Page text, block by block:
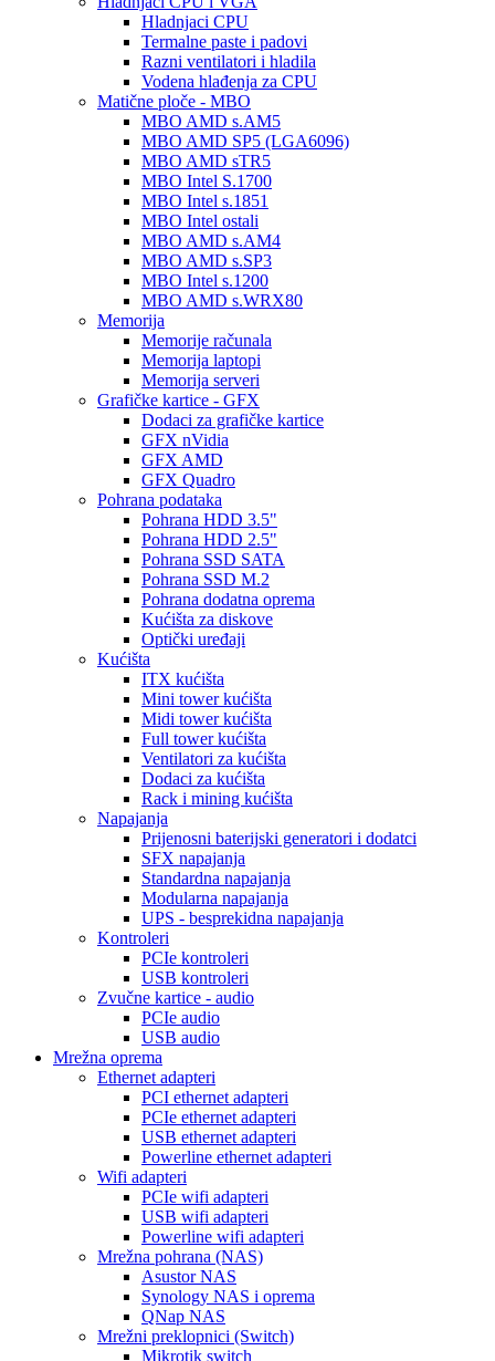
Hladnjaci CPU
Termalne paste i padovi
Razni ventilatori i hladila
Vodena hlađenja za CPU
Matične ploče - MBO
MBO AMD s.AM5
MBO AMD SP5 (LGA6096)
MBO AMD sTR5
MBO Intel S.1700
MBO Intel s.1851
MBO Intel ostali
MBO AMD s.AM4
MBO AMD s.SP3
MBO Intel s.1200
MBO AMD s.WRX80
Memorija
Memorije računala
Memorija laptopi
Memorija serveri
Grafičke kartice - GFX
Dodaci za grafičke kartice
GFX nVidia
GFX AMD
GFX Quadro
Pohrana podataka
Pohrana HDD 3.5"
Pohrana HDD 2.5"
Pohrana SSD SATA
Pohrana SSD M.2
Pohrana dodatna oprema
Kućišta za diskove
Optički uređaji
Kućišta
ITX kućišta
Mini tower kućišta
Midi tower kućišta
Full tower kućišta
Ventilatori za kućišta
Dodaci za kućišta
Rack i mining kućišta
Napajanja
Prijenosni baterijski generatori i dodatci
SFX napajanja
Standardna napajanja
Modularna napajanja
UPS - besprekidna napajanja
Kontroleri
PCIe kontroleri
USB kontroleri
Zvučne kartice - audio
PCIe audio
USB audio
Mrežna oprema
Ethernet adapteri
PCI ethernet adapteri
PCIe ethernet adapteri
USB ethernet adapteri
Powerline ethernet adapteri
Wifi adapteri
PCIe wifi adapteri
USB wifi adapteri
Powerline wifi adapteri
Mrežna pohrana (NAS)
Asustor NAS
Synology NAS i oprema
QNap NAS
Mrežni preklopnici (Switch)
Mikrotik switch